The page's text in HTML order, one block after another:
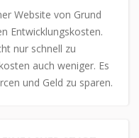
Website von Grund
Entwicklungskosten.
nur schnell zu
auch weniger. Es
und Geld zu sparen.